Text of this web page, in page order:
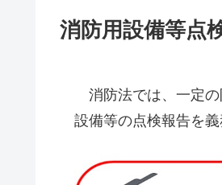
消防用設備等点
消防法では、一定の
設備等の点検報告を義